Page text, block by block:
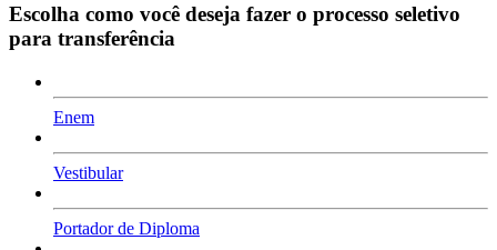
Escolha como você deseja fazer o processo seletivo
para transferência
Enem
Vestibular
Portador de Diploma